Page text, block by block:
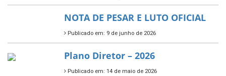
🌳🌱 Projeto Arborização Urbana!
🌿🚤 Semana Mundial do Meio